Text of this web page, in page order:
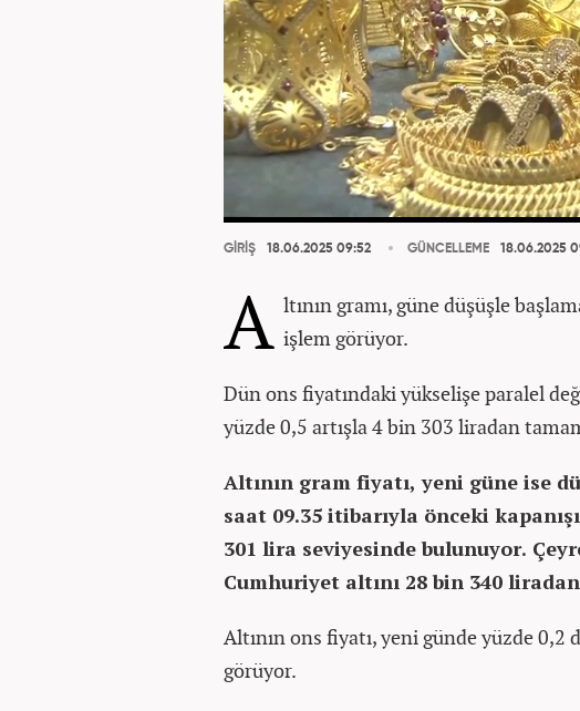
GİRİŞ 18.06.2025 09:52 GÜNCELLEME 18.06.2025
A ltının gramı, güne düşüşle
işlem görüyor.
Dün ons fiyatındaki yükselişe paralel
yüzde 0,5 artışla 4 bin 303 liradan
Altının gram fiyatı, yeni güne ise
saat 09.35 itibarıyla önceki
301 lira seviyesinde bulunuyor.
Cumhuriyet altını 28 bin 340
Altının ons fiyatı, yeni günde yüzde
görüyor.